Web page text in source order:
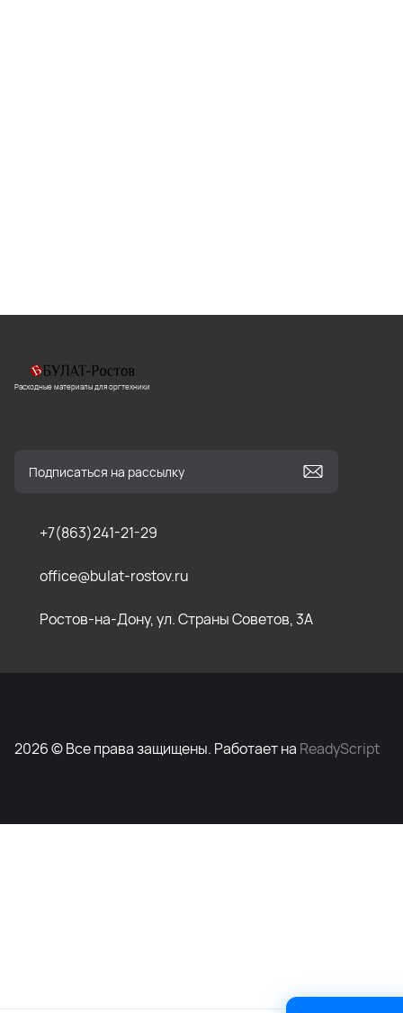
Расходные материалы для оргтехники
+7(863)241-21-29
office@bulat-rostov.ru
Ростов-на-Дону, ул. Страны Советов, 3А
2026 © Все права защищены. Работает на ReadyScript